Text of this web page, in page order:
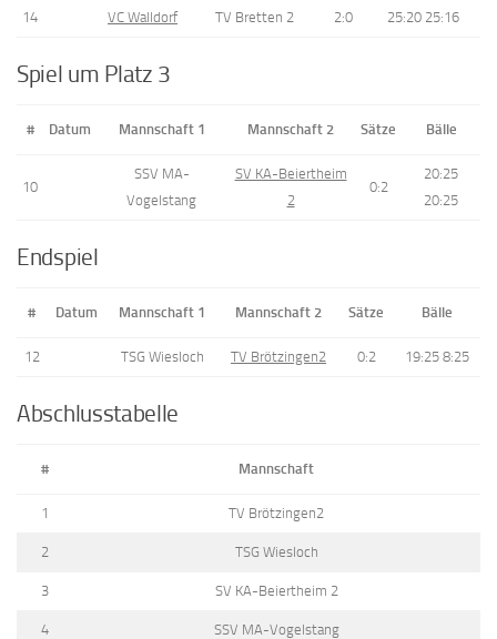
14 VC Walldorf TV Bretten 2 2:0 25:20 25:16
Spiel um Platz 3
# Datum Mannschaft 1 Mannschaft 2 Sätze Bälle
10
SSV MA-
Vogelstang
SV KA-Beiertheim
2
0:2
20:25
20:25
Endspiel
# Datum Mannschaft 1 Mannschaft 2 Sätze Bälle
12 TSG Wiesloch TV Brötzingen2 0:2 19:25 8:25
Abschlusstabelle
# Mannschaft
1 TV Brötzingen2
2 TSG Wiesloch
3 SV KA-Beiertheim 2
4 SSV MA-Vogelstang